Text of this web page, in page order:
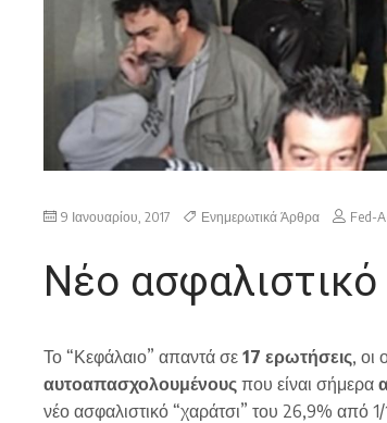
9 Ιανουαρίου, 2017 Ενημερωτικά Άρθρα Fed-
Νέο
Το “Κεφάλαιο” απαντά σε 17 ερωτήσεις, οι
αυτοαπασχολουμένους που είναι σήμερα
νέο ασφαλιστικό “χαράτσι” του 26,9% από 1/